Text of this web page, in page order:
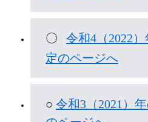
〇
令和4（2022
定のページへ
○ 令和3（2021）